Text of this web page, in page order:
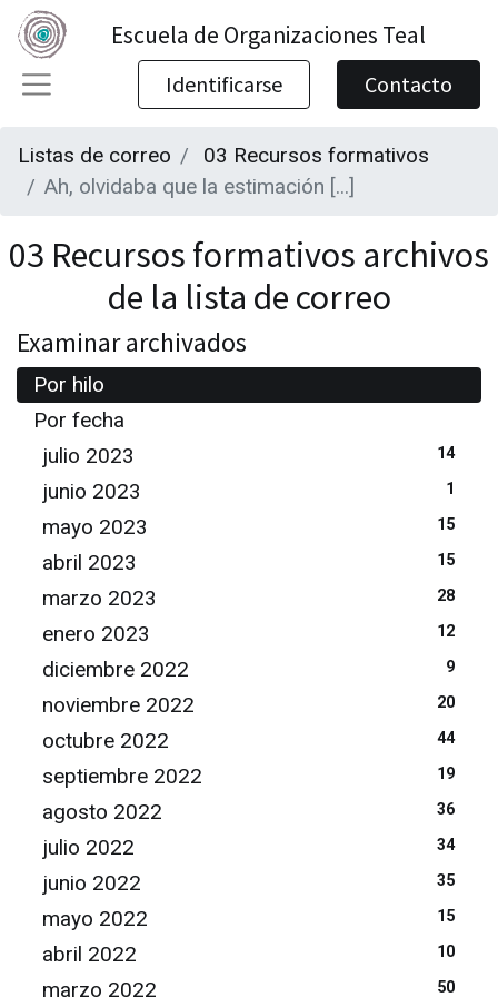
Escuela de Organizaciones Teal
Identificarse Contacto
Listas de correo
03 Recursos formativos
Ah, olvidaba que la estimación [...]
03 Recursos formativos archivos
de la lista de correo
Examinar archivados
Por hilo
Por fecha
julio 2023
14
junio 2023 1
mayo 2023 15
abril 2023 15
marzo 2023 28
enero 2023 12
diciembre 2022 9
noviembre 2022 20
octubre 2022 44
septiembre 2022 19
agosto 2022 36
julio 2022 34
junio 2022 35
mayo 2022 15
abril 2022 10
marzo 2022 50